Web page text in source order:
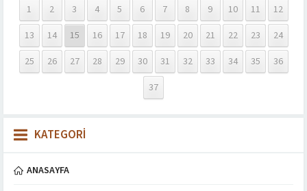
1 2 3 4 5 6 7 8 9 10 11
12
13
14 15 16 17 18 19 20 21 22 23
24
25
26 27 28 29 30 31 32 33 34 35
36
37
KATEGORİ
ANASAYFA